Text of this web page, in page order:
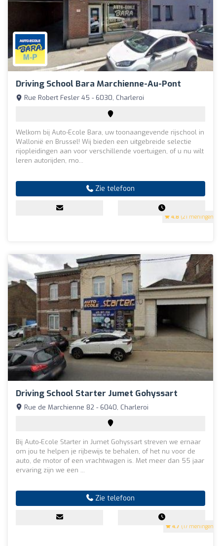
Driving School Bara Marchienne-Au-Pont
4.8 (21 meningen)
Rue Robert Fesler 45 - 6030, Charleroi
Welkom bij Auto-Ecole Bara, uw toonaangevende rijschool in
Wallonië en Brussel! Wij bieden een uitgebreide selectie
rijopleidingen aan voor verschillende voertuigen, of u nu wilt
leren autorijden, mo...
Zie telefoon
Driving School Starter Jumet Gohyssart
4.7 (17 meningen)
Rue de Marchienne 82 - 6040, Charleroi
Bij Auto-Ecole Starter in Jumet Gohyssart streven we ernaar
om jou te helpen je rijbewijs te behalen, of het nu voor de
auto, de motor of een vrachtwagen is. Met meer dan 55 jaar
ervaring zijn we een ...
Zie telefoon